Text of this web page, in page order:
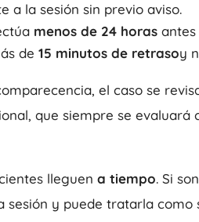
a la sesión sin previo aviso.
menos de 24 horas antes
de 15 minutos de retrasoy
el caso se
que siempre se evaluará
lleguen a tiempo. Si
sesión y puede tratarla como